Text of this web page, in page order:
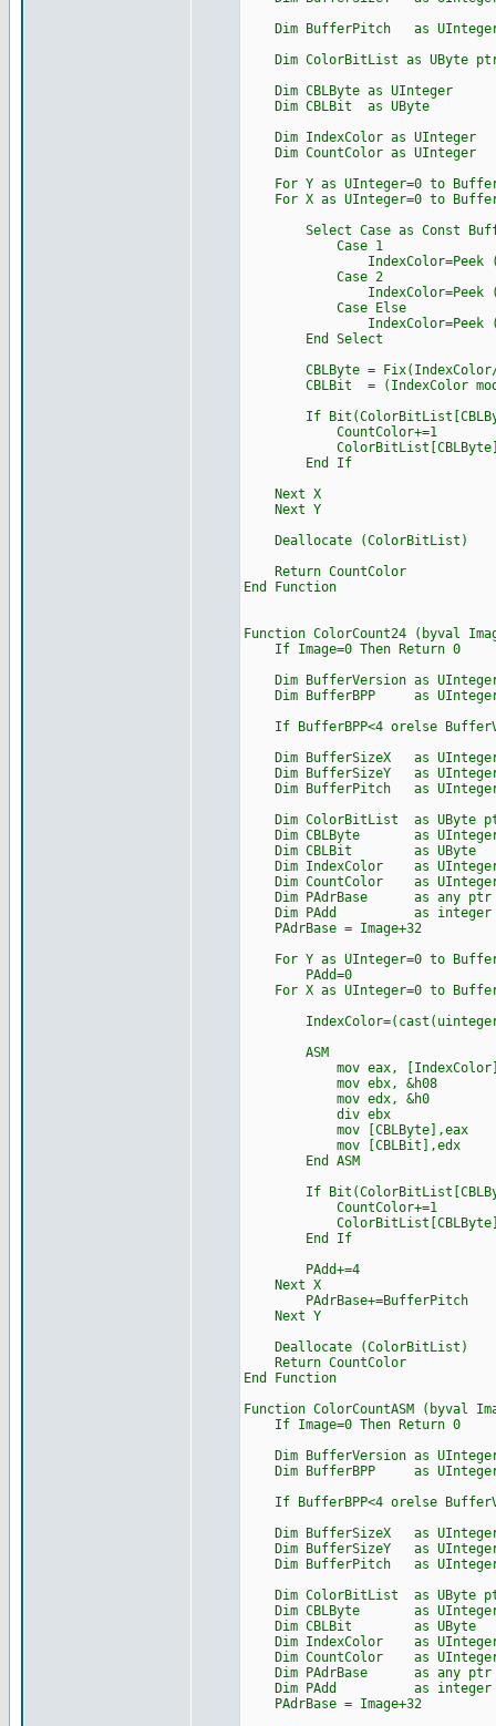
Dim BufferPitch as
Dim ColorBitList as UByte
Dim CBLByte as UInteger
Dim CBLBit as UByte
Dim IndexColor as UInteger
Dim CountColor as UInteger
For Y as UInteger=0 to
For X as UInteger=0 to
Select Case as Const
Case 1
IndexColor=Peek (Ubyte
Case 2
IndexColor=Peek (UShort
Case Else
IndexColor=Peek (UInteger
End Select
CBLByte =
CBLBit = (IndexColor
If
CountColor+=1
End If
Next X
Next Y
Deallocate (ColorBitList)
Return CountColor
End Function
Function ColorCount24 (byval
If Image=0 Then Return 0
Dim BufferVersion as
Dim BufferBPP as
If BufferBPP<4 orelse
Dim BufferSizeX as
Dim BufferSizeY as
Dim BufferPitch as
Dim ColorBitList as UByte
Dim CBLByte as
Dim CBLBit as UByte
Dim IndexColor as
Dim CountColor as
Dim PAdrBase as any ptr
Dim PAdd as integer
PAdrBase = Image+32
For Y as UInteger=0 to
PAdd=0
For X as UInteger=0 to
IndexColor=(cast(uinteger
ASM
mov eax,
mov ebx, &h08
mov edx, &h0
div ebx
mov [CBLByte],eax
mov [CBLBit],edx
End ASM
If
CountColor+=1
End If
PAdd+=4
Next X
PAdrBase+=BufferPitch
Next Y
Deallocate (ColorBitList)
Return CountColor
End Function
Function ColorCountASM (byval
If Image=0 Then Return 0
Dim BufferVersion as
Dim BufferBPP as
If BufferBPP<4 orelse
Dim BufferSizeX as
Dim BufferSizeY as
Dim BufferPitch as
Dim ColorBitList as UByte
Dim CBLByte as
Dim CBLBit as UByte
Dim IndexColor as
Dim CountColor as
Dim PAdrBase as any ptr
Dim PAdd as integer
PAdrBase = Image+32